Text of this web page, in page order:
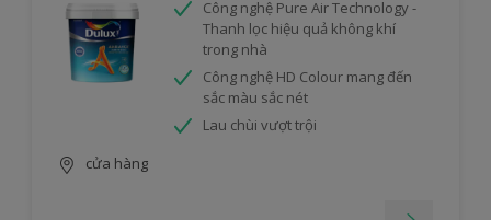
Công nghệ Pure Air Technology -
Thanh lọc hiệu quả không khí
trong nhà
Công nghệ HD Colour mang đến
sắc màu sắc nét
Lau chùi vượt trội
cửa hàng